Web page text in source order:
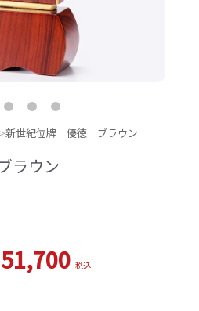
新世紀位牌 優徳 ブラウン
ラウン
税込